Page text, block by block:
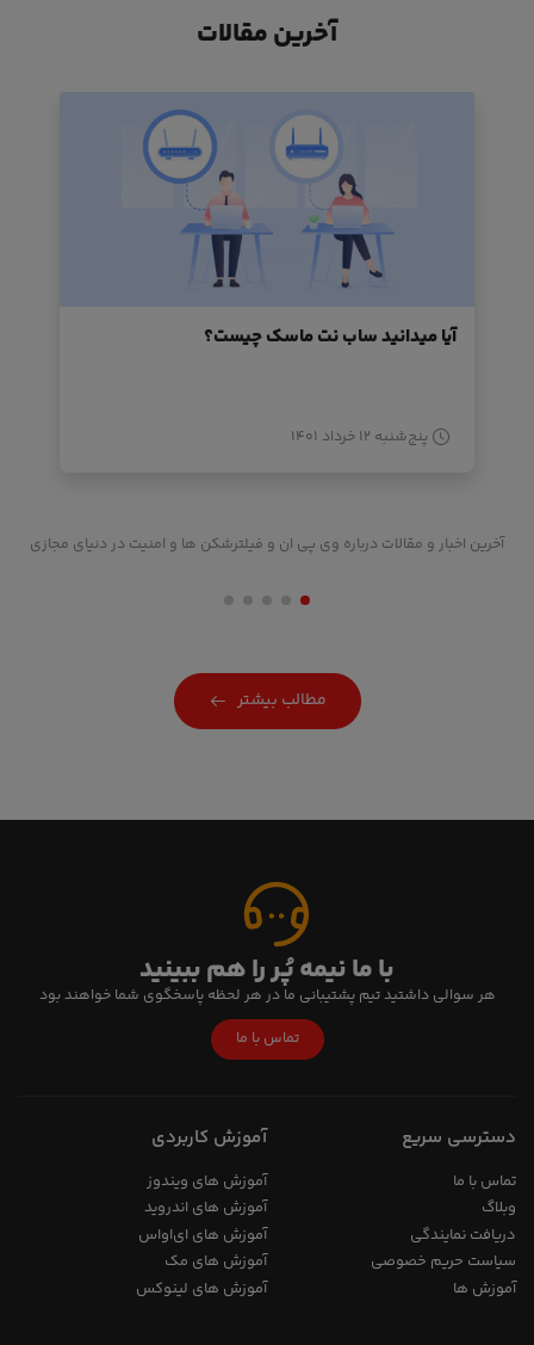
آخرین مقالات
آخرین اخبار و مقالات درباره وی پی ان و فیلترشکن ها و امنیت در دنیای مجازی
مطالب بیشتر
آیا میدانید ساب نت ماسک چیست؟
پنج‌شنبه ۱۲ خرداد ۱۴۰۱
با ما نیمه پُر را هم ببینید
هر سوالی داشتید تیم پشتیبانی ما در هر لحظه پاسخگوی شما خواهند بود
تماس با ما
دسترسی سریع
تماس با ما
وبلاگ
دریافت نمایندگی
سیاست حریم خصوصی
آموزش ها
آموزش کاربردی
آموزش های ویندوز
آموزش های اندروید
آموزش های ای‌اواس
آموزش های مک
آموزش های لینوکس